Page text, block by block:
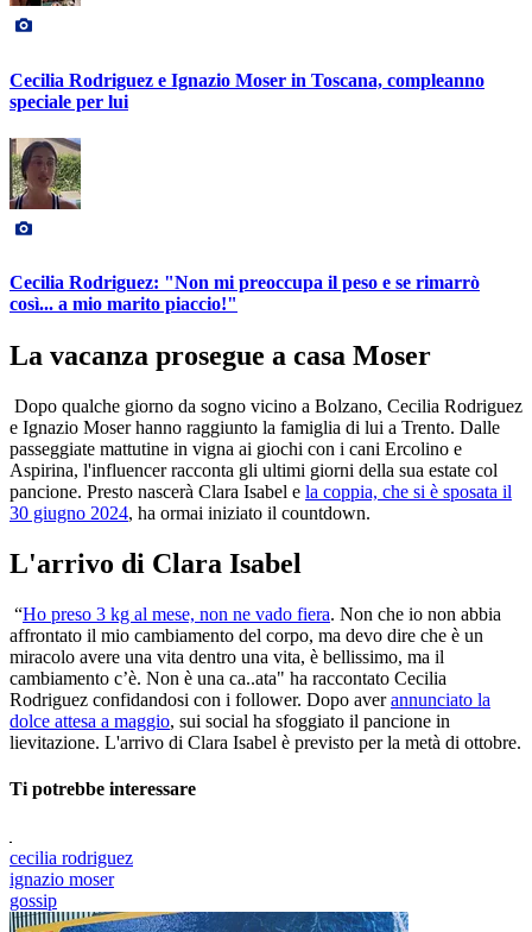
Cecilia Rodriguez e Ignazio Moser in Toscana, compleanno
speciale per lui
Cecilia Rodriguez: "Non mi preoccupa il peso e se rimarrò
così... a mio marito piaccio!"
La vacanza prosegue a casa Moser
Dopo qualche giorno da sogno vicino a Bolzano, Cecilia Rodriguez
e Ignazio Moser hanno raggiunto la famiglia di lui a Trento. Dalle
passeggiate mattutine in vigna ai giochi con i cani Ercolino e
Aspirina, l'influencer racconta gli ultimi giorni della sua estate col
pancione. Presto nascerà Clara Isabel e la coppia, che si è sposata il
30 giugno 2024, ha ormai iniziato il countdown.
L'arrivo di Clara Isabel
“Ho preso 3 kg al mese, non ne vado fiera. Non che io non abbia
affrontato il mio cambiamento del corpo, ma devo dire che è un
miracolo avere una vita dentro una vita, è bellissimo, ma il
cambiamento c’è. Non è una ca..ata" ha raccontato Cecilia
Rodriguez confidandosi con i follower. Dopo averannunciato la
dolce attesa a maggio, sui social ha sfoggiato il pancione in
lievitazione. L'arrivo di Clara Isabel è previsto per la metà di ottobre.
Ti potrebbe interessare
cecilia rodriguez
ignazio moser
gossip